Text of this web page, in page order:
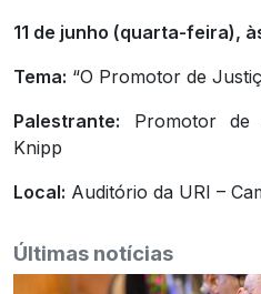
11 de junho (quarta-feira),
Tema: “O Promotor de
Palestrante: Promotor de
Knipp
Local: Auditório da URI –
Últimas notícias